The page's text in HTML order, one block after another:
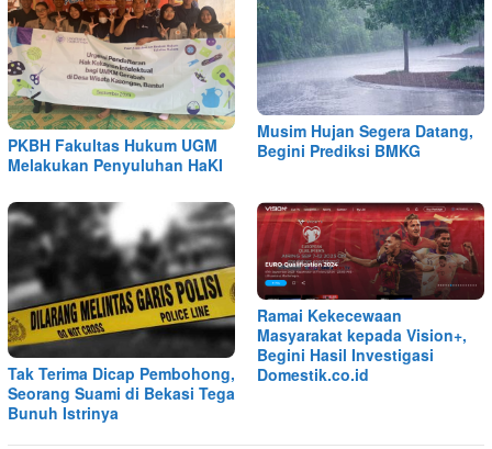
PKBH Fakultas Hukum UGM
Melakukan Penyuluhan HaKI
Musim Hujan Segera Datang,
Begini Prediksi BMKG
Tak Terima Dicap Pembohong,
Seorang Suami di Bekasi Tega
Bunuh Istrinya
Ramai Kekecewaan
Masyarakat kepada Vision+,
Begini Hasil Investigasi
Domestik.co.id